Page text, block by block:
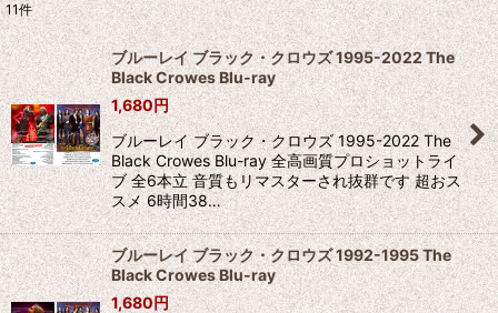
表示数:
並び順:
絞り込む
11件
ブルーレイ ブラック・クロウズ 1995-2022 The
Black Crowes Blu-ray
1,680円
ブルーレイ ブラック・クロウズ 1995-2022 The
Black Crowes Blu-ray 全高画質プロショットライ
ブ 全6本立 音質もリマスターされ抜群です 超おス
スメ 6時間38…
ブルーレイ ブラック・クロウズ 1992-1995 The
Black Crowes Blu-ray
1,680円